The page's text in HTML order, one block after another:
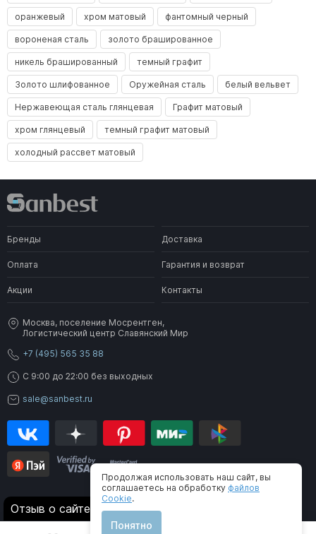
оранжевый хром матовый фантомный черный
вороненая сталь золото брашированное
никель брашированный темный графит
Золото шлифованное Оружейная сталь белый вельвет
Нержавеющая сталь глянцевая Графит матовый
хром глянцевый темный графит матовый
холодный рассвет матовый
Бренды Доставка
Оплата Гарантия и возврат
Акции Контакты
Москва, поселение Мосрентген,
Логистический центр Славянский Мир
+7 (495) 565 35 88
C 9:00 до 22:00 без выходных
sale@sanbest.ru
® 2006-2026 SanBest. Все права защищены
Отзыв о сайте
Продолжая использовать наш сайт, вы
соглашаетесь на обработку файлов
Cookie.
Понятно